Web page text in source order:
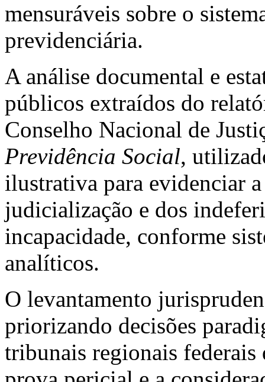
mensuráveis sobre o
previdenciária.
A análise documental e
públicos extraídos do
Conselho Nacional de
Previdência Social,
ilustrativa para evidenciar
judicialização e dos
incapacidade, conforme
analíticos.
O levantamento
priorizando decisões
tribunais regionais federais